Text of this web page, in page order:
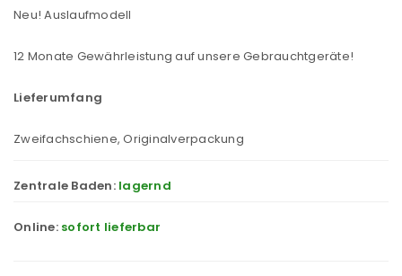
Neu! Auslaufmodell
12 Monate Gewährleistung auf unsere Gebrauchtgeräte!
Lieferumfang
Zweifachschiene, Originalverpackung
Zentrale Baden: lagernd
Online: sofort lieferbar